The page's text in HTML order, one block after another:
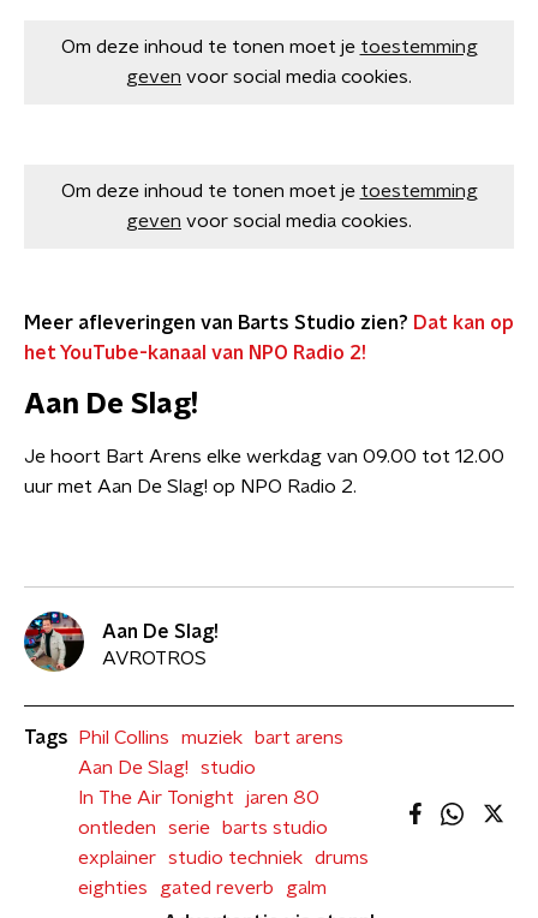
Om deze inhoud te tonen moet je toestemming
geven voor social media cookies.
Om deze inhoud te tonen moet je toestemming
geven voor social media cookies.
Meer afleveringen van Barts Studio zien? Dat kan op
het YouTube-kanaal van NPO Radio 2!
Aan De Slag!
Je hoort Bart Arens elke werkdag van 09.00 tot 12.00
uur met Aan De Slag! op NPO Radio 2.
Aan De Slag!
AVROTROS
Tags Phil Collins muziek
bart arens
Aan De Slag!
studio
In The Air Tonight
jaren 80
ontleden
serie
barts studio
explainer
studio techniek
drums
eighties
gated reverb
galm